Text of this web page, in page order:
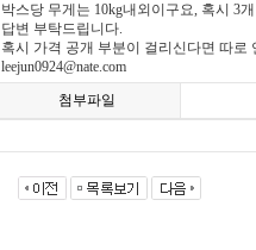
박스당 무게는 10kg내외이구요, 혹시 3
답변 부탁드립니다.
혹시 가격 공개 부분이 걸리신다면 따로
leejun0924@nate.com
첨부파일